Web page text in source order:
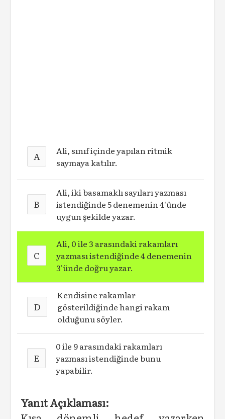
A
Ali, sınıf içinde yapılan ritmik
saymaya katılır.
B
Ali, iki basamaklı sayıları yazması
istendiğinde 5 denemenin 4'ünde
uygun şekilde yazar.
C
Ali, 0 ile 3 arasındaki rakamları
yazması istendiğinde 4 denemenin
3'ünde doğru yazar.
D
Kendisine rakamlar
gösterildiğinde hangi rakam
olduğunu söyler.
E
0 ile 9 arasındaki rakamları
yazması istendiğinde bunu
yapabilir.
Yanıt Açıklaması: